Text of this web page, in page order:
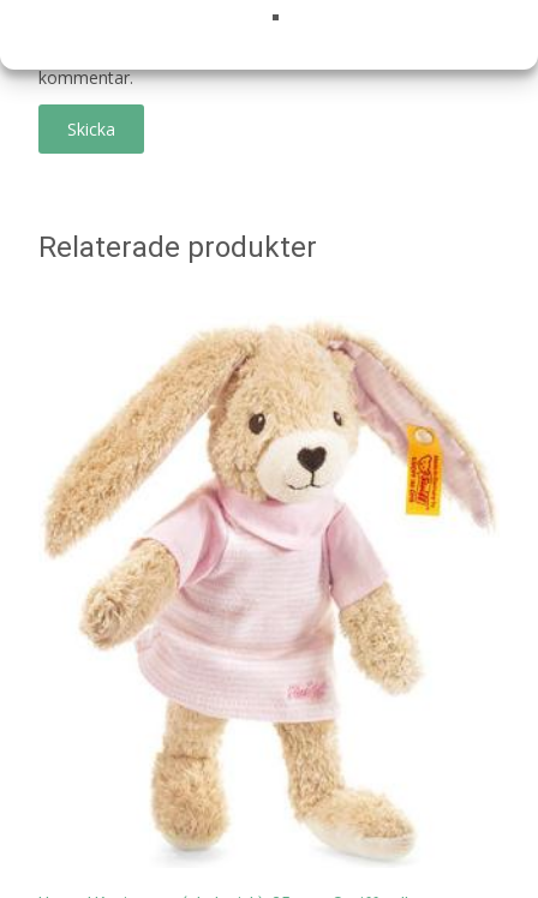
Spara mitt namn, min e-postadress och webbplats i
kommentar.
Relaterade produkter